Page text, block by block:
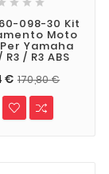
  
098-30 Kit
Moto
Yamaha
/ R3 ABS
€ 170,80 €